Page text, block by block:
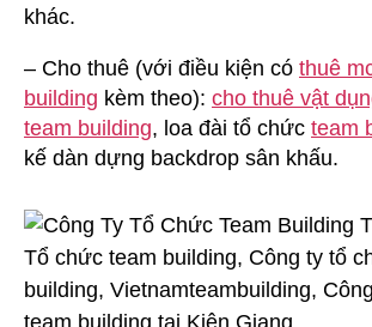
khác.
– Cho thuê (với điều kiện có thuê
building kèm theo): cho thuê vật
team building, loa đài tổ chức team
kế dàn dựng backdrop sân khấu.